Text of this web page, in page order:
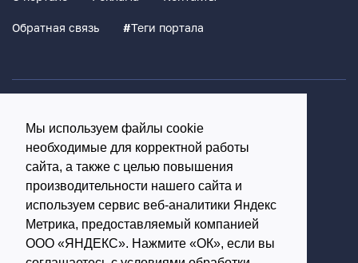
Мы используем файлы cookie
необходимые для корректной работы
сайта, а также с целью повышения
производительности нашего сайта и
используем сервис веб-аналитики Яндекс
Метрика, предоставляемый компанией
ООО «ЯНДЕКС». Нажмите «ОК», если вы
Обратная связь #Теги портала
Согласие на обработку персональных данных
© Использование материалов возможно только с
письменного разрешения администрации портала
Редакция портала: